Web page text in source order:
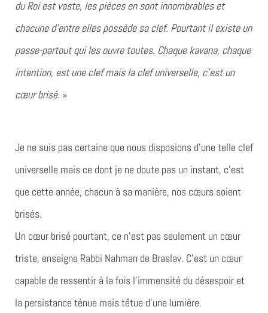
du Roi est vaste, les pièces en sont innombrables et
chacune d’entre elles possède sa clef. Pourtant il existe un
passe-partout qui les ouvre toutes. Chaque kavana, chaque
intention, est une clef mais la clef universelle, c’est un
cœur brisé. »
Je ne suis pas certaine que nous disposions d’une telle clef
universelle mais ce dont je ne doute pas un instant, c’est
que cette année, chacun à sa manière, nos cœurs soient
brisés.
Un cœur brisé pourtant, ce n’est pas seulement un cœur
triste, enseigne Rabbi Nahman de Braslav. C’est un cœur
capable de ressentir à la fois l’immensité du désespoir et
la persistance ténue mais têtue d’une lumière.